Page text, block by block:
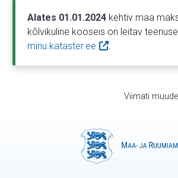
Alates 01.01.2024kehtiv maa
kõlvikuline kooseis on leitav
minu.kataster.ee
.
Viimati